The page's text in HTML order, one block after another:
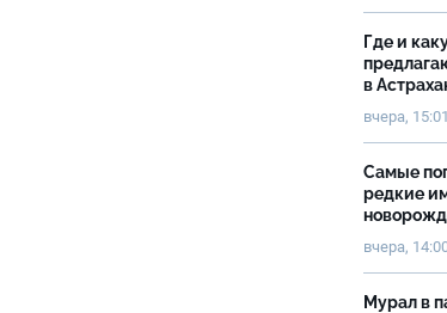
Где и
в
вчера, 15:01
Самые
редкие
вчера,
Мурал в